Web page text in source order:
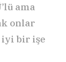
ama
onlar
iyi bir işe